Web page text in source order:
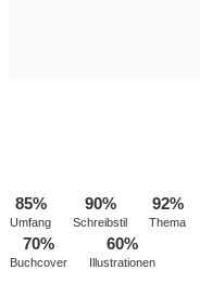
85%
Umfang
90%
Schreibstil
92%
Thema
70%
Buchcover
60%
Illustrationen